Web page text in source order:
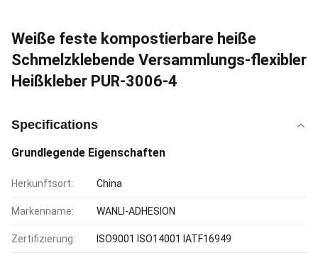
Weiße feste kompostierbare heiße
Schmelzklebende Versammlungs-flexibler
Heißkleber PUR-3006-4
Specifications
Grundlegende Eigenschaften
Herkunftsort: China
Markenname: WANLI-ADHESION
Zertifizierung: ISO9001 ISO14001 IATF16949